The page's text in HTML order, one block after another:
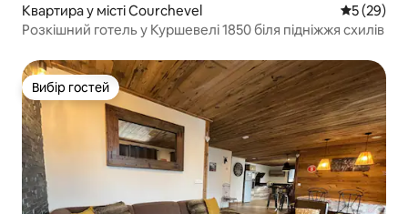
Квартира у місті Courchevel Середня
5 (29)
Розкішний готель у Куршевелі 1850 біля підніжжя схилів
Вибір гостей
Вибір гостей